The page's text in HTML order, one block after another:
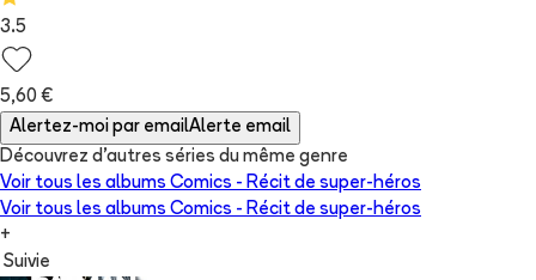
3.5
5,60 €
Alertez-moi par emailAlerte email
Découvrez d'autres séries du même genre
Voir tous les albums Comics - Récit de super-héros
Voir tous les albums Comics - Récit de super-héros
+
Suivie